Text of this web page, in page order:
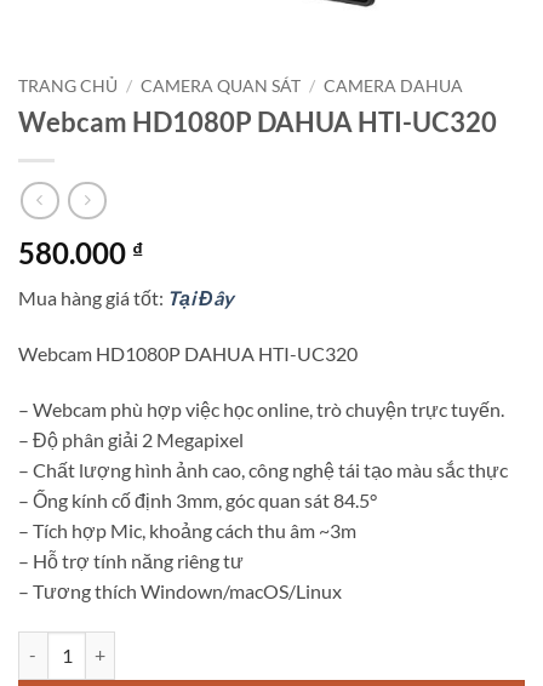
TRANG CHỦ / CAMERA QUAN SÁT / CAMERA DAHUA
Webcam HD1080P DAHUA HTI-UC320
580.000 ₫
Mua hàng giá tốt: Tại Đây
Webcam HD1080P DAHUA HTI-UC320
– Webcam phù hợp việc học online, trò chuyện trực tuyến.
– Độ phân giải 2 Megapixel
– Chất lượng hình ảnh cao, công nghệ tái tạo màu sắc thực
– Ống kính cố định 3mm, góc quan sát 84.5°
– Tích hợp Mic, khoảng cách thu âm ~3m
– Hỗ trợ tính năng riêng tư
– Tương thích Windown/macOS/Linux